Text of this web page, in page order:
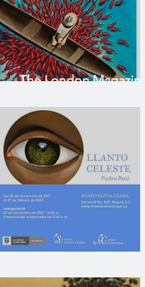
The London Magazine -